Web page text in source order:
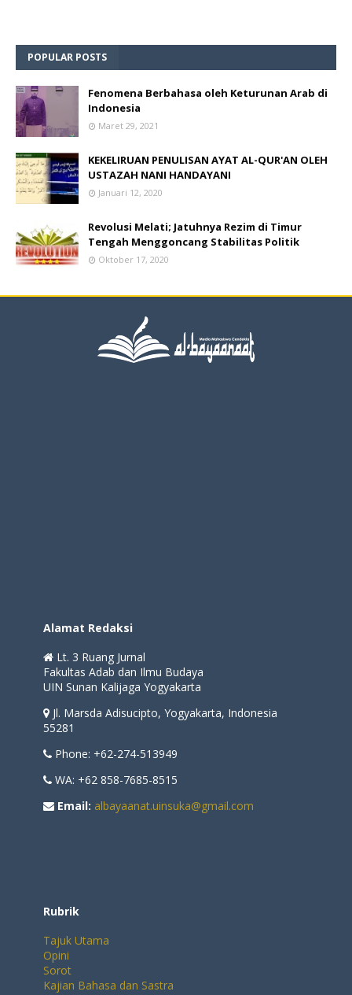
POPULAR POSTS
Fenomena Berbahasa oleh Keturunan Arab di
Indonesia
Maret 29, 2021
KEKELIRUAN PENULISAN AYAT AL-QUR'AN OLEH
USTAZAH NANI HANDAYANI
Januari 12, 2020
Revolusi Melati; Jatuhnya Rezim di Timur
Tengah Menggoncang Stabilitas Politik
Oktober 17, 2020
Alamat Redaksi
Lt. 3 Ruang Jurnal
Fakultas Adab dan Ilmu Budaya
UIN Sunan Kalijaga Yogyakarta
Jl. Marsda Adisucipto, Yogyakarta, Indonesia
55281
Phone: +62-274-513949
WA: +62 858-7685-8515
Email: albayaanat.uinsuka@gmail.com
Rubrik
Tajuk Utama
Opini
Sorot
Kajian Bahasa dan Sastra